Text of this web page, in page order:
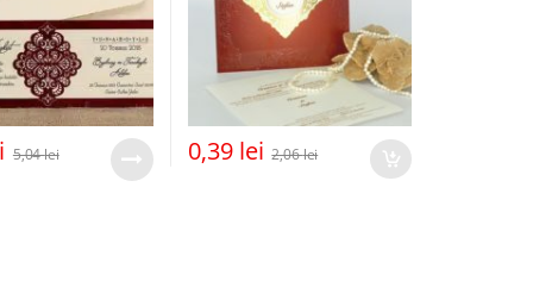
5,04lei 0,39 lei 2,06lei